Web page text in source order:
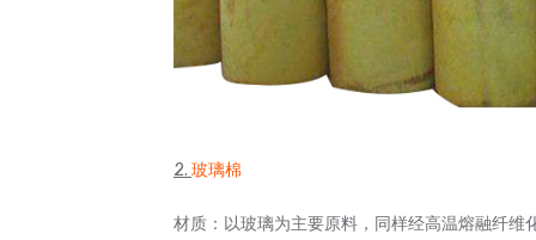
2. 玻璃棉
材质：以玻璃为主要原料，同样经高温熔融纤维